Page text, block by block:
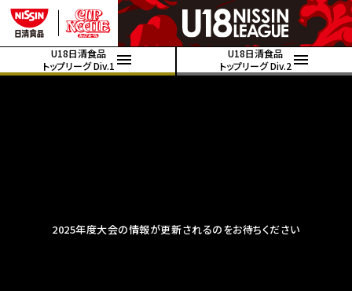
U18日清食品
トップリーグ Div.1
U18日清食品
トップリーグ Div.2
2025年度大会の情報が更新されるのをお待ちください